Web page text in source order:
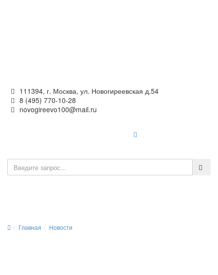
111394, г. Москва, ул. Новогиреевская д.54
8 (495) 770-10-28
novogireevo100@mail.ru
Главная Новости